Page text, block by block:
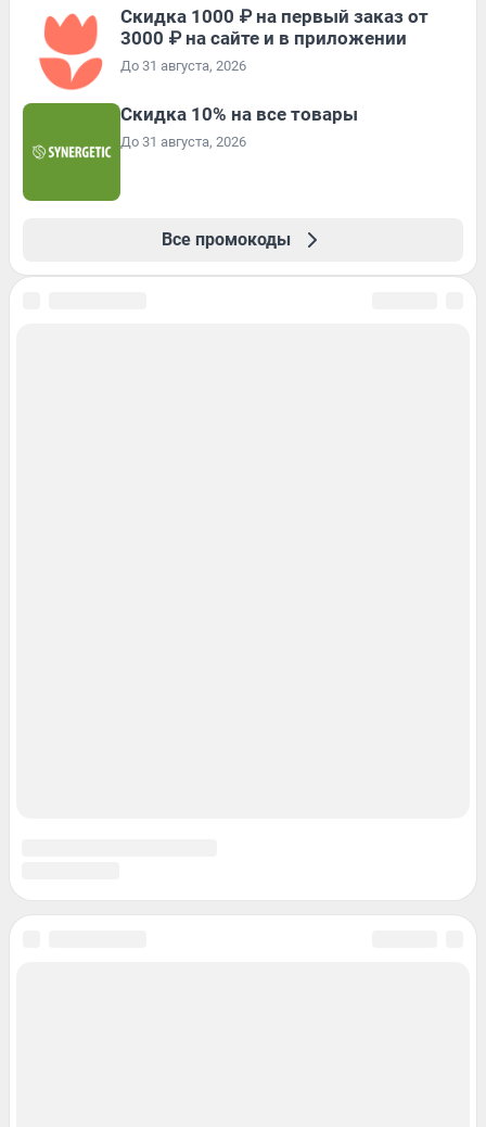
Скидка 1000 ₽ на первый заказ от
3000 ₽ на сайте и в приложении
До 31 августа, 2026
Скидка 10% на все товары
До 31 августа, 2026
Все промокоды